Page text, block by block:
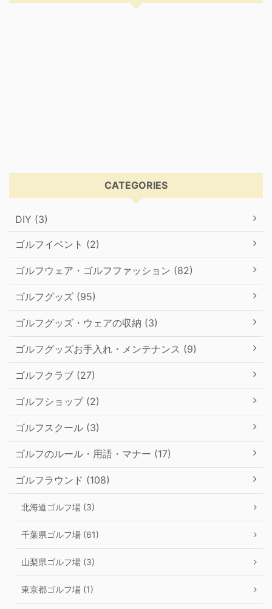
CATEGORIES
DIY (3)
ゴルフイベント (2)
ゴルフウェア・ゴルフファッション (82)
ゴルフグッズ (95)
ゴルフグッズ・ウェアの収納 (3)
ゴルフグッズお手入れ・メンテナンス (9)
ゴルフクラブ (27)
ゴルフショップ (2)
ゴルフスクール (3)
ゴルフのルール・用語・マナー (17)
ゴルフラウンド (108)
北海道ゴルフ場 (3)
千葉県ゴルフ場 (61)
山梨県ゴルフ場 (3)
東京都ゴルフ場 (1)